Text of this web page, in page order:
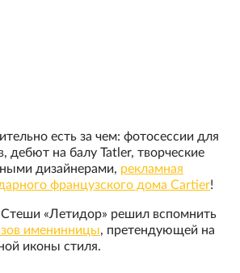
есть за чем: фотосессии для
дебют на балу Tatler, творческие
дизайнерами, рекламная
французского дома Cartier!
«Летидор» решил вспомнить
именинницы, претендующей на
иконы стиля.